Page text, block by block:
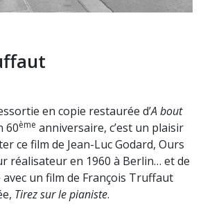
en copie restaurée d’A bout
60ème anniversaire, c’est un plaisir
ce film de Jean-Luc Godard, Ours
réalisateur en 1960 à Berlin… et de
un film de François Truffaut
Tirez sur le pianiste.